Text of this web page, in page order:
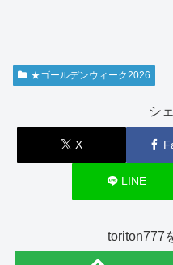
★ゴールデンウィーク2026
シ
X
LINE
toriton777